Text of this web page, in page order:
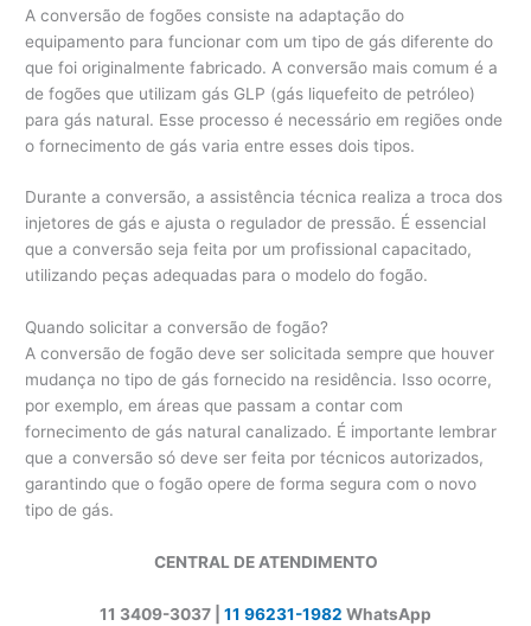
A conversão de fogões consiste na adaptação do
equipamento para funcionar com um tipo de gás diferente do
que foi originalmente fabricado. A conversão mais comum é a
de fogões que utilizam gás GLP (gás liquefeito de petróleo)
para gás natural. Esse processo é necessário em regiões onde
o fornecimento de gás varia entre esses dois tipos.
Durante a conversão, a assistência técnica realiza a troca dos
injetores de gás e ajusta o regulador de pressão. É essencial
que a conversão seja feita por um profissional capacitado,
utilizando peças adequadas para o modelo do fogão.
Quando solicitar a conversão de fogão?
A conversão de fogão deve ser solicitada sempre que houver
mudança no tipo de gás fornecido na residência. Isso ocorre,
por exemplo, em áreas que passam a contar com
fornecimento de gás natural canalizado. É importante lembrar
que a conversão só deve ser feita por técnicos autorizados,
garantindo que o fogão opere de forma segura com o novo
tipo de gás.
CENTRAL DE ATENDIMENTO
11 3409-3037 | 11 96231-1982 WhatsApp